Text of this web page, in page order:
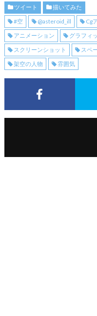
ツイート
描いてみた
#空
@asteroid_ill Cg
アニメーション
グラフィ
スクリーンショット
スペ
架空の人物
雰囲気